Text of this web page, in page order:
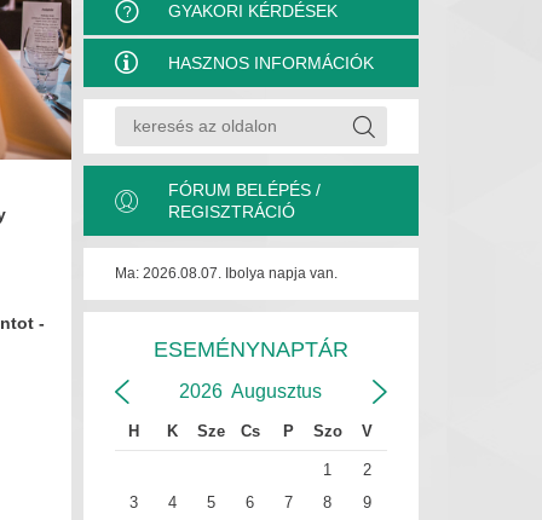
-
GYAKORI KÉRDÉSEK
HASZNOS INFORMÁCIÓK
FÓRUM BELÉPÉS /
REGISZTRÁCIÓ
Ma: 2026.08.07. Ibolya napja van.
ESEMÉNYNAPTÁR
2026 Augusztus
H K Sze Cs P Szo V
1
2
3
4 5 6 7 8
9